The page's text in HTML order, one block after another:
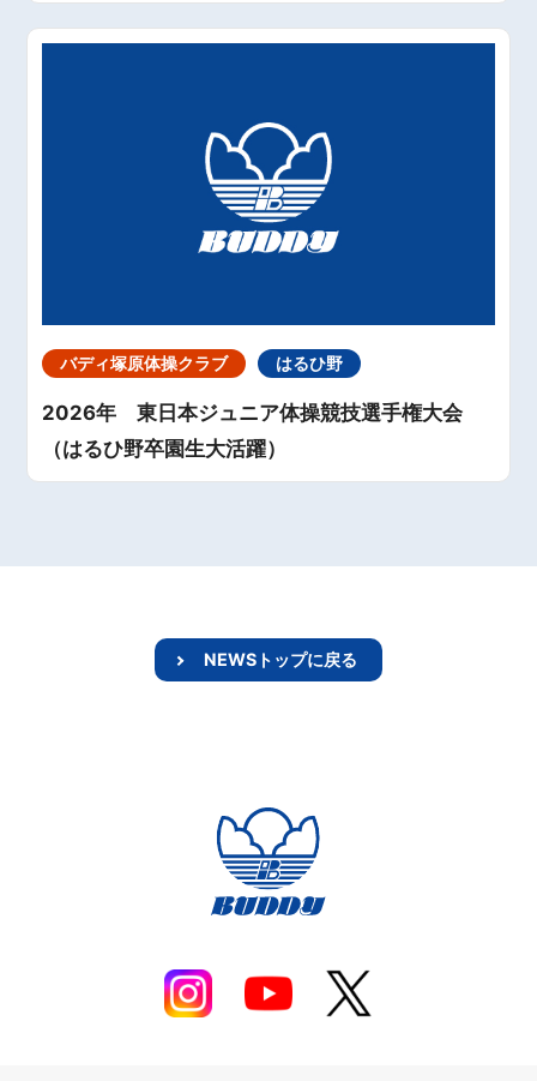
バディ塚原体操クラブ はるひ野
2026年 東日本ジュニア体操競技選手権大会
（はるひ野卒園生大活躍）
NEWSトップに戻る